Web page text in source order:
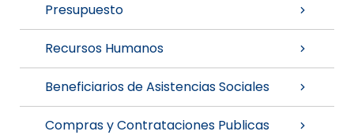
Presupuesto
Recursos Humanos
Beneficiarios de Asistencias Sociales
Compras y Contrataciones Publicas